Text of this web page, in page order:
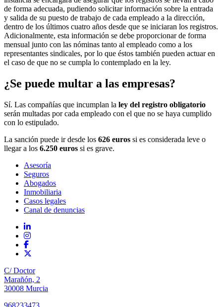
de forma adecuada, pudiendo solicitar información sobre la entrada
y salida de su puesto de trabajo de cada empleado a la dirección,
dentro de los últimos cuatro años desde que se iniciaran los registros.
Adicionalmente, esta información se debe proporcionar de forma
mensual junto con las nóminas tanto al empleado como a los
representantes sindicales, por lo que éstos también pueden actuar en
el caso de que no se cumpla lo contemplado en la ley.
¿Se puede multar a las empresas?
Sí. Las compañías que incumplan la ley del registro obligatorio
serán multadas por cada empleado con el que no se haya cumplido
con lo estipulado.
La sanción puede ir desde los 626 euros si es considerada leve o
llegar a los 6.250 euros si es grave.
Asesoría
Seguros
Abogados
Inmobiliaria
Casos legales
Canal de denuncias
C/ Doctor
Marañón, 2
30008 Murcia
968233473